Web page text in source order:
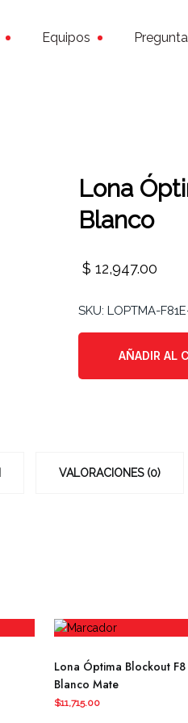
Equipos
Lona
Blanco
$ 12,947.00
SKU: LOPTMA-
AÑADIR AL
VALORACIONES (0)
Lona Óptima Blockout
Blanco Mate
$11,715.00